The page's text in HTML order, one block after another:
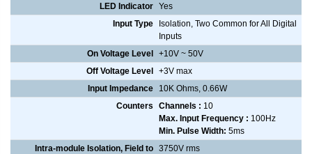
LED Indicator Yes
Input Type
Isolation, Two Common for All Digital
Inputs
On Voltage Level +10V ~ 50V
Off Voltage Level +3V max
Input Impedance
10K Ohms, 0.66W
Counters
Channels : 10
Max. Input Frequency : 100Hz
Min. Pulse Width: 5ms
Intra-module Isolation, Field to 3750V rms